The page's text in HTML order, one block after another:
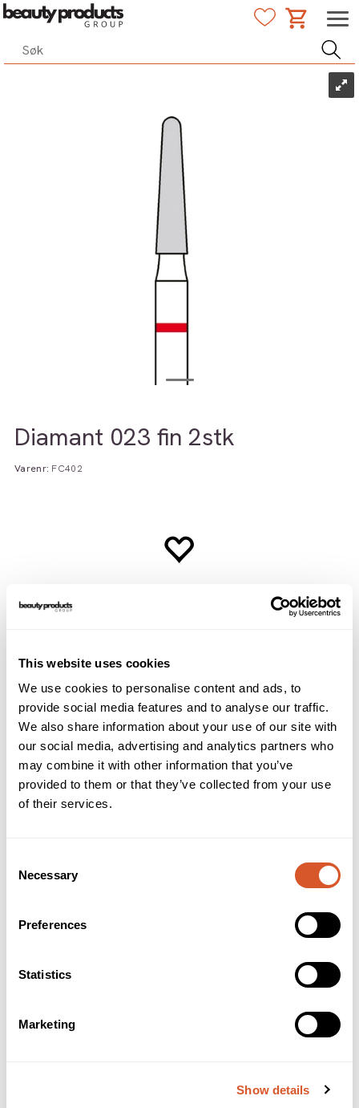
This website uses cookies
We use cookies to personalise content and ads, to
provide social media features and to analyse our traffic.
We also share information about your use of our site with
our social media, advertising and analytics partners who
may combine it with other information that you’ve
provided to them or that they’ve collected from your use
of their services.
Selection
Necessary
Preferences
Statistics
Marketing
Show details
Diamant 023 fin 2stk
Varenr: FC402
Beskrivelse Teknisk info
Brukerveiledning INCI
- Fin korning (rød ring)
- For forsiktig behandling av negler og neglebånd
- Diabetikervennlig
Alternativer